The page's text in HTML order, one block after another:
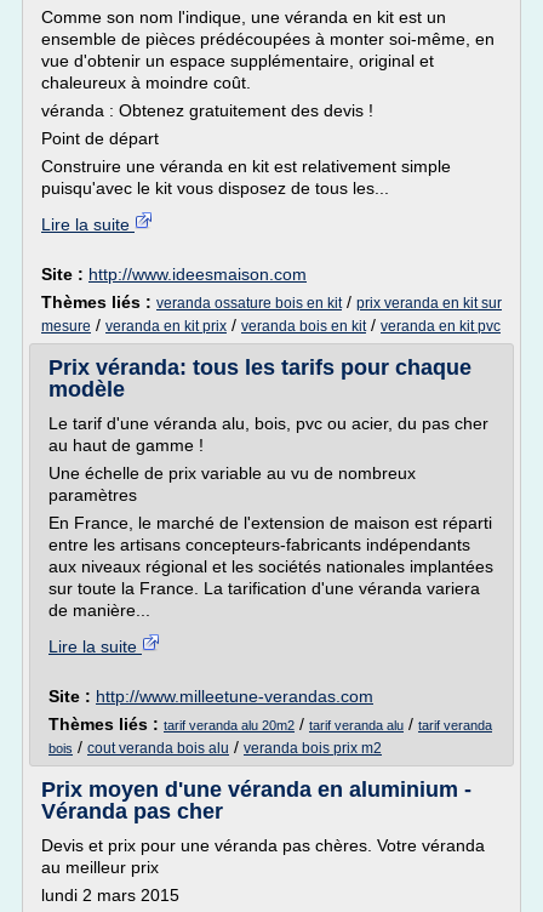
Comme son nom l'indique, une véranda en kit est un
ensemble de pièces prédécoupées à monter soi-même, en
vue d'obtenir un espace supplémentaire, original et
chaleureux à moindre coût.
véranda : Obtenez gratuitement des devis !
Point de départ
Construire une véranda en kit est relativement simple
puisqu'avec le kit vous disposez de tous les...
Lire la suite
Site : http://www.ideesmaison.com
Thèmes liés : veranda ossature bois en kit/ prix veranda en kit sur
mesure / veranda en kit prix / veranda bois en kit/ veranda en kit pvc
Prix véranda: tous les tarifs pour chaque
modèle
Le tarif d'une véranda alu, bois, pvc ou acier, du pas cher
au haut de gamme !
Une échelle de prix variable au vu de nombreux
paramètres
En France, le marché de l'extension de maison est réparti
entre les artisans concepteurs-fabricants indépendants
aux niveaux régional et les sociétés nationales implantées
sur toute la France. La tarification d'une véranda variera
de manière...
Lire la suite
Site : http://www.milleetune-verandas.com
Thèmes liés : tarif veranda alu 20m2 / tarif veranda alu / tarif veranda
bois / cout veranda bois alu / veranda bois prix m2
Prix moyen d'une véranda en aluminium -
Véranda pas cher
Devis et prix pour une véranda pas chères. Votre véranda
au meilleur prix
lundi 2 mars 2015